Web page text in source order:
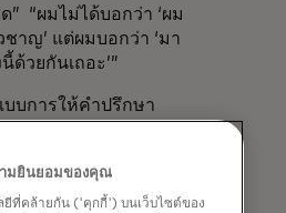
“ผมไม่ได้บอกว่า ‘ผม
ชาญ’ แต่ผมบอกว่า ‘มา
ด้วยกันเถอะ’”
บบการให้คำปรึกษา
ยุคของปัญญาประดิษฐ์
จากคนทำงานจำนวน
ามยินยอมของคุณ
ยีที่คล้ายกัน ('คุกกี้') บนเว็บไซต์ของ